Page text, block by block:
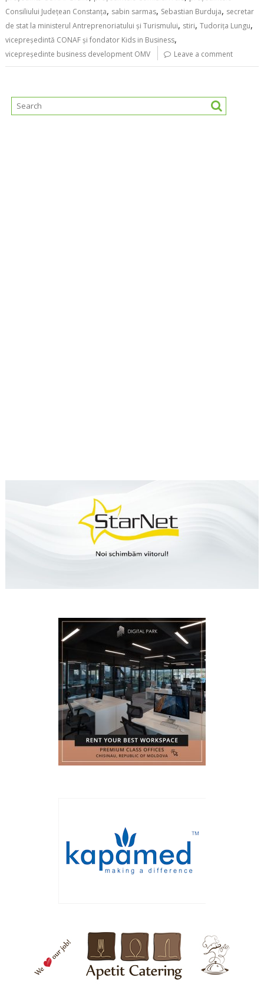
Consiliului Județean Constanța, sabin sarmas, Sebastian Burduja, secretar
de stat la ministerul Antreprenoriatului și Turismului, stiri,Tudorița Lungu,
vicepreședintă CONAF și fondator Kids in Business,
vicepreședinte business development OMV Leave a comment